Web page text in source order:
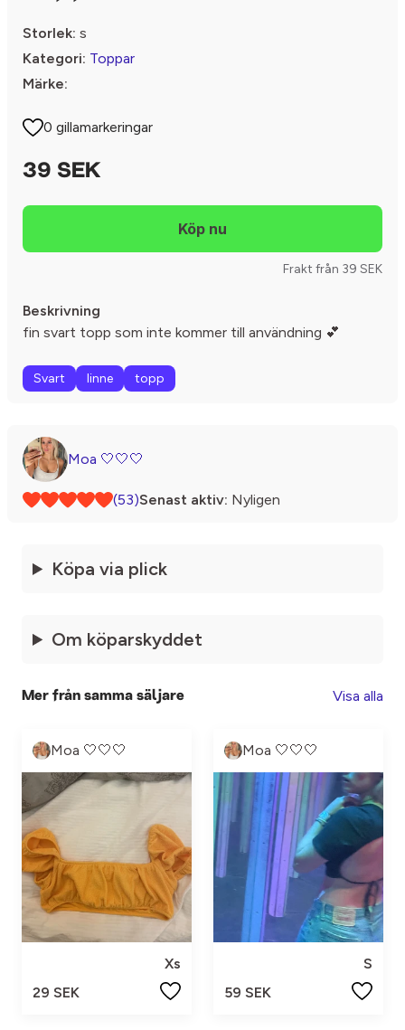
Storlek: s
Kategori: Toppar
Märke:
0 gillamarkeringar
39 SEK
Frakt från 39 SEK
Beskrivning
fin svart topp som inte kommer till användning 💕
Svart linne topp
Moa 🤍🤍🤍
(53)Senast aktiv: Nyligen
Köpa via plick
Om köparskyddet
Mer från samma säljare Visa alla
Moa 🤍🤍🤍
Xs
29 SEK
Moa 🤍🤍🤍
S
59 SEK